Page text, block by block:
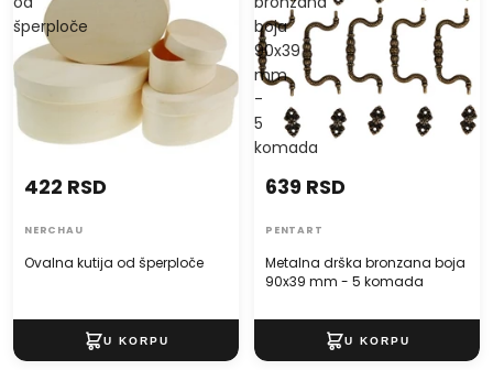
šperploče
Ovalna kutija od šperploče
422 RSD
NERCHAU
boja
90x39
mm
-
5
komada
Metalna drška bronzana boja
90x39 mm - 5 komada
639 RSD
PENTART